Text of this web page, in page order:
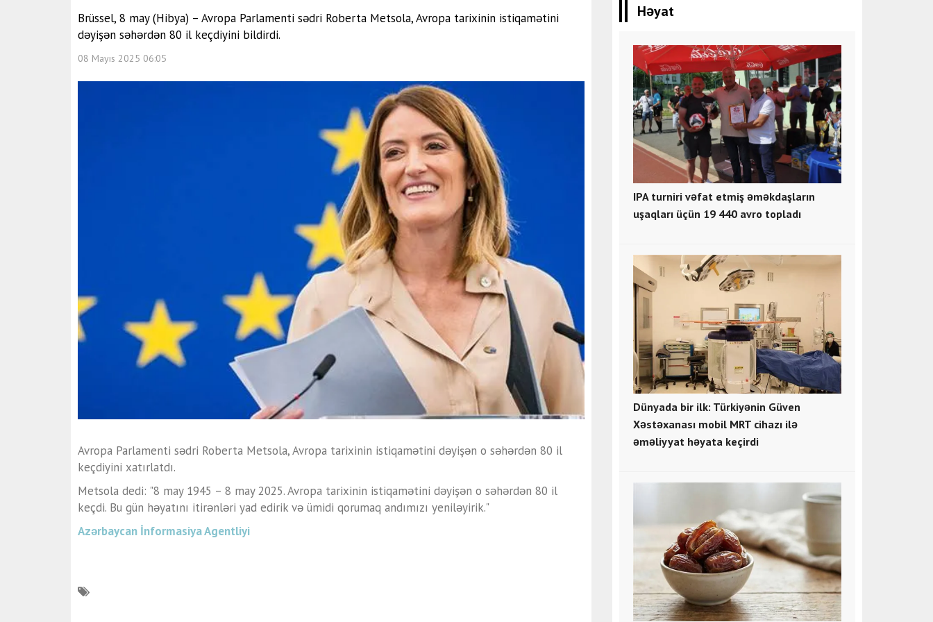
Brüssel, 8 may (Hibya) – Avropa Parlamenti sədri Roberta Metsola, Avropa tarixinin istiqamətini
dəyişən səhərdən 80 il keçdiyini bildirdi.
08 Mayıs 2025 06:05
Avropa Parlamenti sədri Roberta Metsola, Avropa tarixinin istiqamətini dəyişən o səhərdən 80 il
keçdiyini xatırlatdı.
Metsola dedi: "8 may 1945 – 8 may 2025. Avropa tarixinin istiqamətini dəyişən o səhərdən 80 il
keçdi. Bu gün həyatını itirənləri yad edirik və ümidi qorumaq andımızı yeniləyirik."
Azərbaycan İnformasiya Agentliyi
Həyat
IPA turniri vəfat etmiş əməkdaşların
uşaqları üçün 19 440 avro topladı
Dünyada bir ilk: Türkiyənin Güven
Xəstəxanası mobil MRT cihazı ilə
əməliyyat həyata keçirdi